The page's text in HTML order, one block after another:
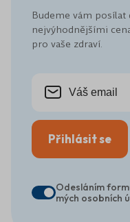
Budeme vám
nejvýhodnějšími
pro vaše zdraví.
Přihlásit se
Odesláním
mých osobních